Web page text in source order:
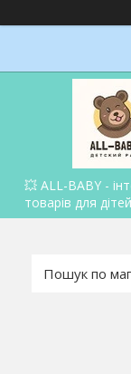
💥 ALL-BABY -
товарів для дітей